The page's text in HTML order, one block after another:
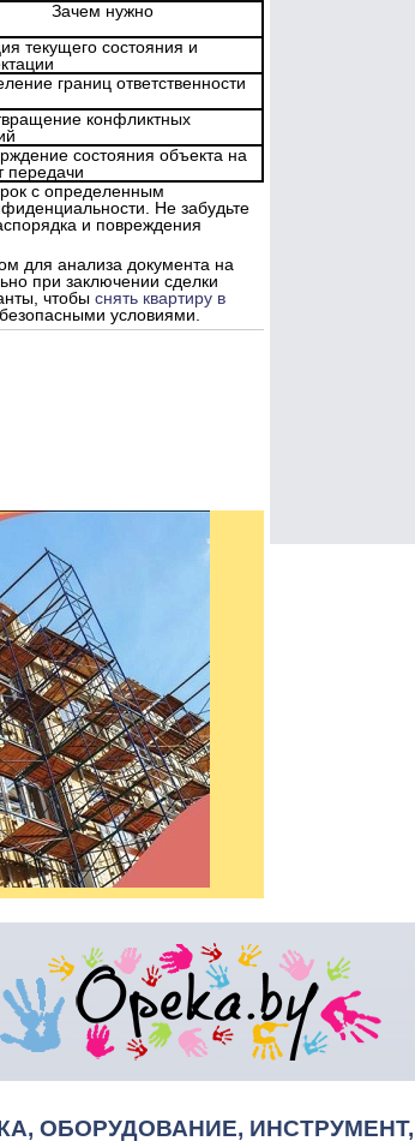
Зачем нужно
текущего состояния и
границ ответственности
конфликтных
состояния объекта на
передачи
с определенным
Не забудьте
и повреждения
для анализа документа на
при заключении сделки
чтобы снять квартиру в
условиями.
ОБОРУДОВАНИЕ,